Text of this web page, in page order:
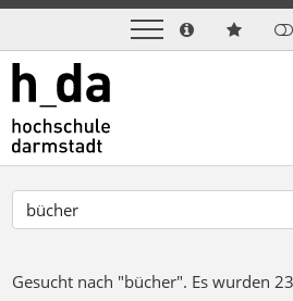
Gesucht nach "bücher". Es wurden